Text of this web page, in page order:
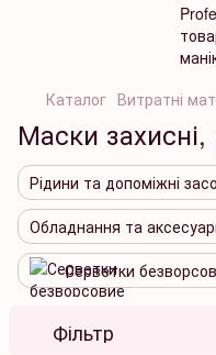
Каталог Витратні
Маски
Рідини та допоміжні
Обладнання та
Серветки
Фільтр